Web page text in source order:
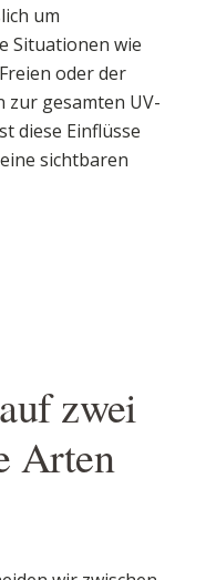
um
Situationen wie
oder der
zur gesamten UV-
diese Einflüsse
sichtbaren
zwei
Arten